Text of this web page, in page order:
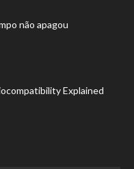
não apagou
Explained